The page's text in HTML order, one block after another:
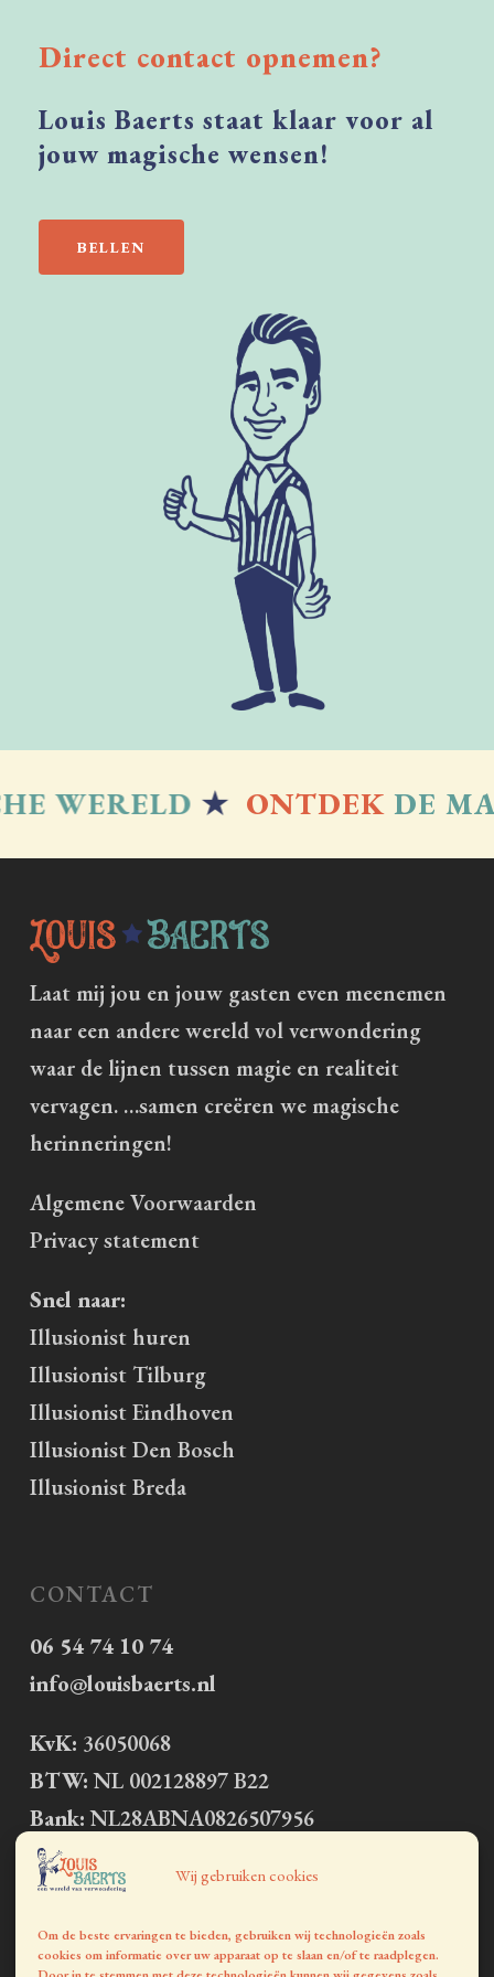
Wij gebruiken cookies
Om de beste ervaringen te bieden, gebruiken wij technologieën zoals
cookies om informatie over uw apparaat op te slaan en/of te raadplegen.
Direct contact opnemen?
Louis Baerts staat klaar voor al
jouw magische wensen!
BELLEN
WERELD★ ONTDEKDE
Laat mij jou en jouw gasten even meenemen
naar een andere wereld vol verwondering
waar de lijnen tussen magie en realiteit
vervagen. …samen creëren we magische
herinneringen!
Algemene Voorwaarden
Privacy statement
Snel naar:
Illusionist huren
Illusionist Tilburg
Illusionist Eindhoven
Illusionist Den Bosch
Illusionist Breda
CONTACT
06 54 74 10 74
info@louisbaerts.nl
KvK: 36050068
BTW:NL 002128897 B22
Bank:NL28ABNA0826507956
LID VAN MAGICCARE